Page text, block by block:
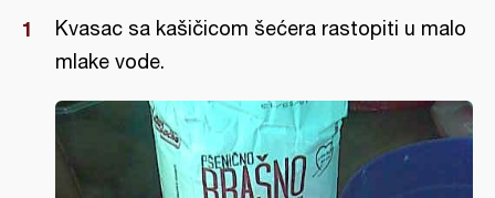
Kvasac sa kašičicom šećera rastopiti u malo
mlake vode.